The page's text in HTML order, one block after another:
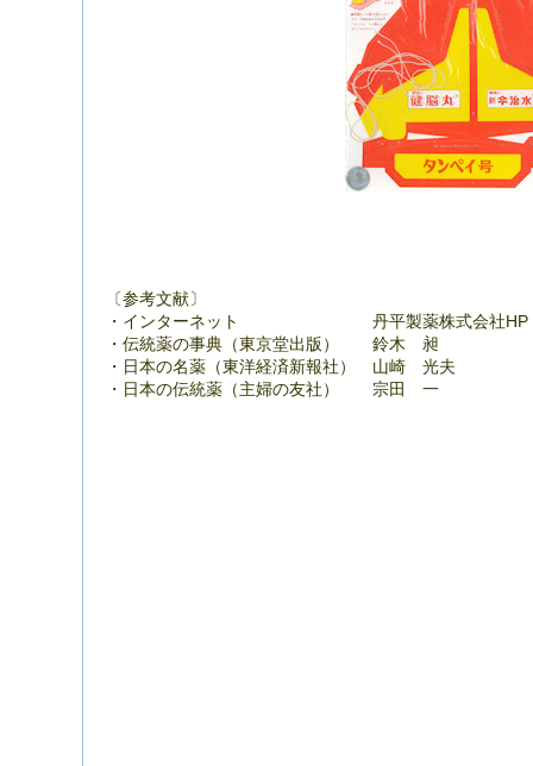
〔参考文献〕
・インターネット 丹平製薬株式会社HP
・伝統薬の事典（東京堂出版） 鈴木 昶
・日本の名薬（東洋経済新報社） 山崎 光夫
・日本の伝統薬（主婦の友社） 宗田 一